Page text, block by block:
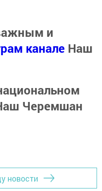
и
канале Наш
Черемшан
новости